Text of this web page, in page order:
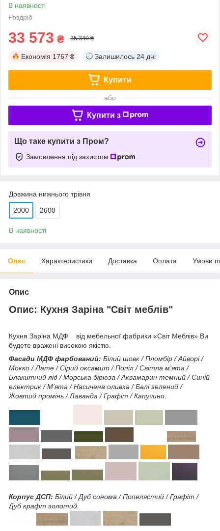
В наявності
Роздріб
33 573 ₴ 35 340 ₴
Економія 1767 ₴ Залишилось 24 дні
Купити
або
Купити з
Що таке купити з Пром?
Замовлення під захистом
Довжина нижнього трівня
2000 2600
В наявності
Опис Характеристики Доставка Оплата Умови
Опис
Опис: Кухня Заріна "Світ меблів"
Кухня Заріна МДФ від мебельної фабрики «Світ Меблів» Ви
будете вражені високою якістю.
Фасади МДФ фарбований: Білий шовк / Пломбір / Айворі /
Мокко / Лате / Сірий оксамит / Попіл / Світла м'ята /
Блакитний лід / Морська бірюза / Аквамарин темний / Синій
електрик / М'ята / Насичена оливка / Балі зелений /
Жовтий промінь / Лаванда / Графіт / Капучино.
Корпус ДСП: Білий / Дуб сонома / Попелястий / Графіт /
Дуб крафт золотий.